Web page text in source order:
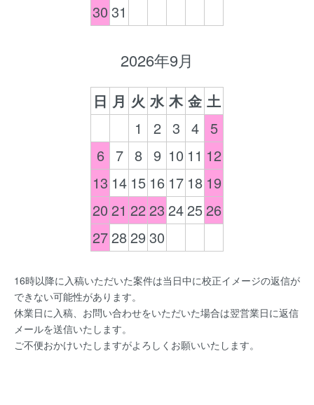
30 31
2026年9月
日 月 火 水 木 金 土
1
2 3 4 5
6
7 8 9 10 11 12
13 14 15 16 17 18 19
20 21 22 23 24 25 26
27 28 2930
16時以降に入稿いただいた案件は当日中に校正イメージの返信が
できない可能性があります。
休業日に入稿、お問い合わせをいただいた場合は翌営業日に返信
メールを送信いたします。
ご不便おかけいたしますがよろしくお願いいたします。